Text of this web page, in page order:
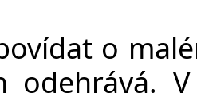
o
odehrává.